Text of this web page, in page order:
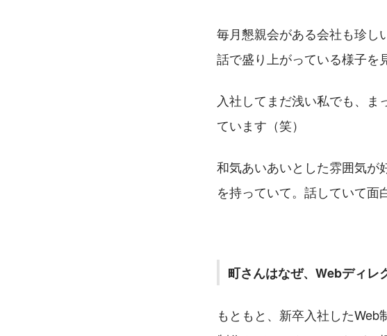
毎月懇親会がある会社も珍し
話で盛り上がっている様子を
入社してまだ浅い私でも、
ています（笑）
和気あいあいとした雰囲気が
を持っていて。話していて面
町さんはなぜ、Webディレ
もともと、新卒入社した